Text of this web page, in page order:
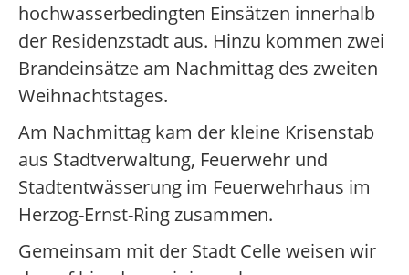
hochwasserbedingten Einsätzen innerhalb
der Residenzstadt aus. Hinzu kommen zwei
Brandeinsätze am Nachmittag des zweiten
Weihnachtstages.
Am Nachmittag kam der kleine Krisenstab
aus Stadtverwaltung, Feuerwehr und
Stadtentwässerung im Feuerwehrhaus im
Herzog-Ernst-Ring zusammen.
Gemeinsam mit der Stadt Celle weisen wir